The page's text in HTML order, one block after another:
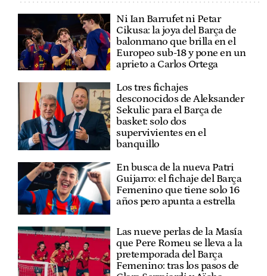
Ni Ian Barrufet ni Petar
Cikusa: la joya del Barça de
balonmano que brilla en el
Europeo sub-18 y pone en un
aprieto a Carlos Ortega
Los tres fichajes
desconocidos de Aleksander
Sekulic para el Barça de
basket: solo dos
supervivientes en el
banquillo
En busca de la nueva Patri
Guijarro: el fichaje del Barça
Femenino que tiene solo 16
años pero apunta a estrella
Las nueve perlas de la Masía
que Pere Romeu se lleva a la
pretemporada del Barça
Femenino: tras los pasos de